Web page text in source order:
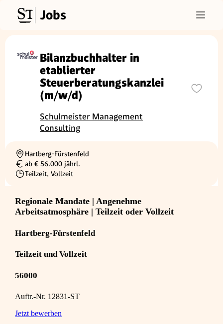
Jobs
Bilanzbuchhalter in
etablierter
Steuerberatungskanzlei
(m/w/d)
Schulmeister Management
Consulting
Ortschaft
Hartberg-Fürstenfeld
Gehalt
ab € 56.000 jährl.
Beschäftigungsart
Teilzeit, Vollzeit
Regionale Mandate | Angenehme
Arbeitsatmosphäre | Teilzeit oder Vollzeit
Hartberg-Fürstenfeld
Teilzeit und Vollzeit
56000
Auftr.-Nr. 12831-ST
Jetzt bewerben